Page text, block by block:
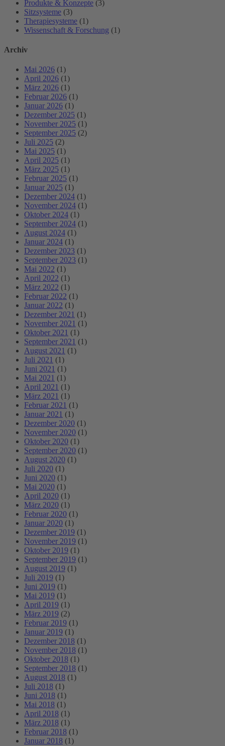
Produkte & Konzepte (3)
Sitzsysteme (3)
Therapiesysteme (1)
Wissenschaft & Forschung (1)
Archiv
Mai 2026 (1)
April 2026 (1)
März 2026 (1)
Februar 2026 (1)
Januar 2026 (1)
Dezember 2025 (1)
November 2025 (1)
September 2025 (2)
Juli 2025 (2)
Mai 2025 (1)
April 2025 (1)
März 2025 (1)
Februar 2025 (1)
Januar 2025 (1)
Dezember 2024 (1)
November 2024 (1)
Oktober 2024 (1)
September 2024 (1)
August 2024 (1)
Januar 2024 (1)
Dezember 2023 (1)
September 2023 (1)
Mai 2022 (1)
April 2022 (1)
März 2022 (1)
Februar 2022 (1)
Januar 2022 (1)
Dezember 2021 (1)
November 2021 (1)
Oktober 2021 (1)
September 2021 (1)
August 2021 (1)
Juli 2021 (1)
Juni 2021 (1)
Mai 2021 (1)
April 2021 (1)
März 2021 (1)
Februar 2021 (1)
Januar 2021 (1)
Dezember 2020 (1)
November 2020 (1)
Oktober 2020 (1)
September 2020 (1)
August 2020 (1)
Juli 2020 (1)
Juni 2020 (1)
Mai 2020 (1)
April 2020 (1)
März 2020 (1)
Februar 2020 (1)
Januar 2020 (1)
Dezember 2019 (1)
November 2019 (1)
Oktober 2019 (1)
September 2019 (1)
August 2019 (1)
Juli 2019 (1)
Juni 2019 (1)
Mai 2019 (1)
April 2019 (1)
März 2019 (2)
Februar 2019 (1)
Januar 2019 (1)
Dezember 2018 (1)
November 2018 (1)
Oktober 2018 (1)
September 2018 (1)
August 2018 (1)
Juli 2018 (1)
Juni 2018 (1)
Mai 2018 (1)
April 2018 (1)
März 2018 (1)
Februar 2018 (1)
Januar 2018 (1)